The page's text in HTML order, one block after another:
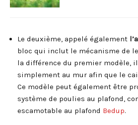
Le deuxième, appelé également
bloc qui inclut le mécanisme de
la différence du premier modèle,
simplement au mur afin que le
Ce modèle peut également être
système de poulies au plafond,
escamotable au plafond Bedup.